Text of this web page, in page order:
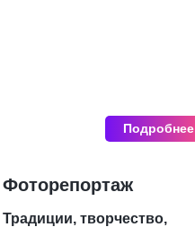
Подробнее
Фоторепортаж
Традиции, творчество,